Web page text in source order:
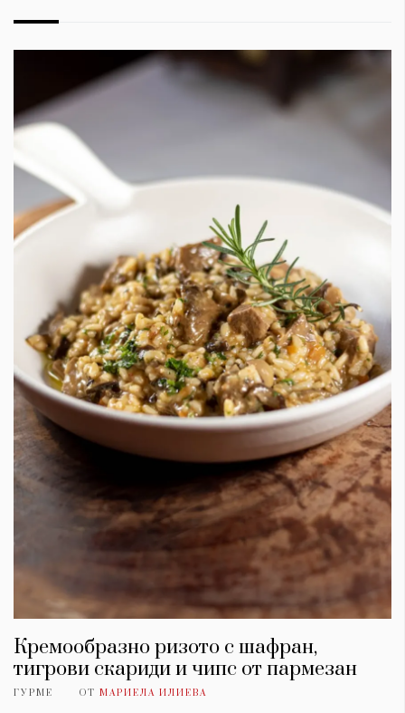
Кремообразно ризото с шафран,
тигрови скариди и чипс от пармезан
ГУРМЕ ОТ МАРИЕЛА ИЛИЕВА